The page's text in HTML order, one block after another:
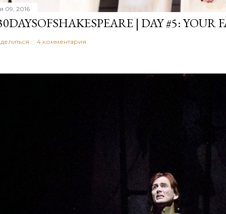
09, 2016
| DAY #5:
4 комментария